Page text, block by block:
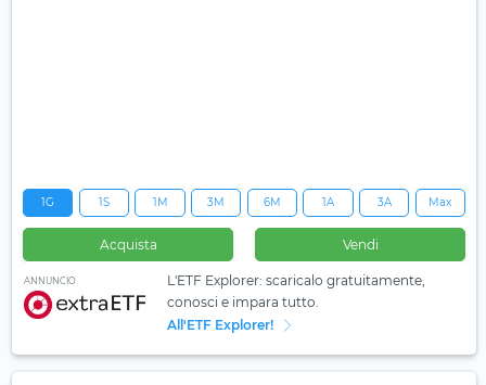
1G 1S 1M 3M 6M 1A 3A Max
Acquista Vendi
ANNUNCIO
L'ETF Explorer: scaricalo gratuitamente,
conosci e impara tutto.
All'ETF Explorer!